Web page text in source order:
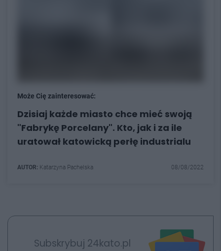
Może Cię zainteresować:
Dzisiaj każde miasto chce mieć swoją
"Fabrykę Porcelany". Kto, jak i za ile
uratował katowicką perłę industrialu
AUTOR: Katarzyna Pachelska 08/08/2022
Subskrybuj 24kato.pl